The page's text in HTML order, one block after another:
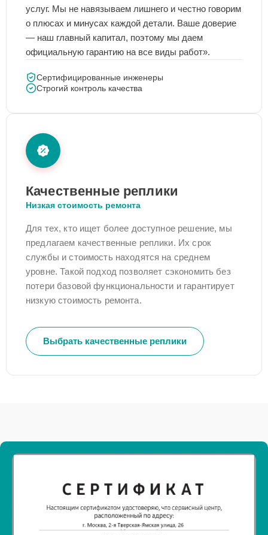
услуг. Мы не навязываем лишнего и честно говорим
о плюсах и минусах каждой детали. Ваше доверие
— наш главный капитал, поэтому мы даем
официальную гарантию на все виды работ».
Сертифицированные инженеры
Строгий контроль качества
Качественные реплики
Низкая стоимость ремонта
Для тех, кто ищет более доступное решение, мы
предлагаем качественные реплики. Их срок
службы и стоимость находятся на среднем
уровне. Такой подход позволяет сэкономить без
потери базовой функциональности и гарантирует
низкую стоимость ремонта.
Выбрать качественные реплики